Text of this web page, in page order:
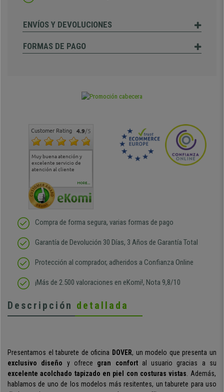
ENVÍOS Y DEVOLUCIONES
FORMAS DE PAGO
Customer Rating 4.9/5
Muy buena atención y
excelente servicio de
atención al cliente
Muy buena atención de
cara al asesoramiento
Si estoy contento
MORE...
Compra de forma segura, varias formas de pago
Garantía de Devolución 30 Días, 3 Años de Garantía Total
Protección al comprador, adheridos a Confianza Online
¡Más de 2.500 valoraciones en eKomi!, Nota 9,8/10
Descripción detallada
Presentamos el taburete de oficina DOVER, un modelo que presenta un
exclusivo diseño y ofrece gran confortal usuario gracias a su
excelente acolchado tapizado en piel con costuras vistas . Además,
hablamos de uno de los modelos más resitentes, un taburete para uso